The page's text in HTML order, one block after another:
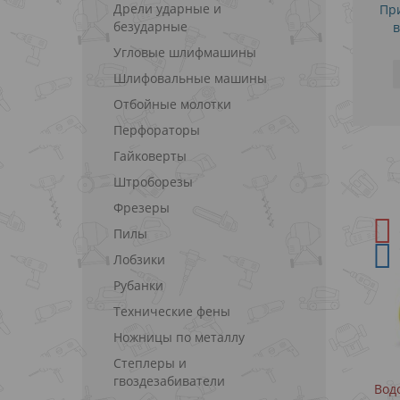
Дрели ударные и
безударные
Угловые шлифмашины
Шлифовальные машины
Отбойные молотки
Перфораторы
Гайковерты
Штроборезы
Фрезеры
Пилы
Лобзики
Рубанки
Технические фены
Ножницы по металлу
Степлеры и
гвоздезабиватели
Водонапорный насос для дома